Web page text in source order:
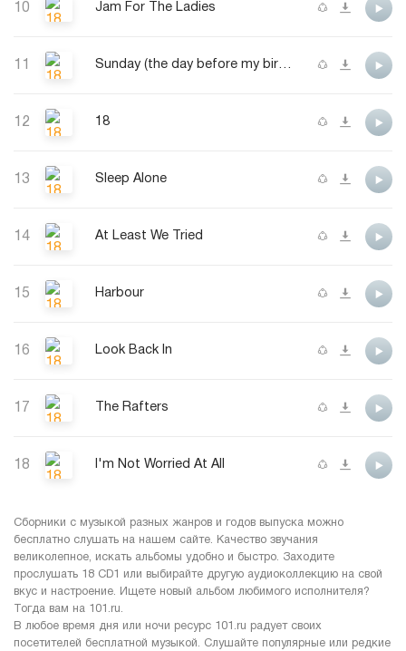
10 Jam For The Ladies
11 Sunday (the day before my birthday)
12 18
13 Sleep Alone
14 At Least We Tried
15 Harbour
16 Look Back In
17 The Rafters
18 I'm Not Worried At All
Сборники с музыкой разных жанров и годов выпуска можно
бесплатно слушать на нашем сайте. Качество звучания
великолепное, искать альбомы удобно и быстро. Заходите
прослушать 18 CD1 или выбирайте другую аудиоколлекцию на свой
вкус и настроение. Ищете новый альбом любимого исполнителя?
Тогда вам на 101.ru.
В любое время дня или ночи ресурс 101.ru радует своих
посетителей бесплатной музыкой. Слушайте популярные или редкие